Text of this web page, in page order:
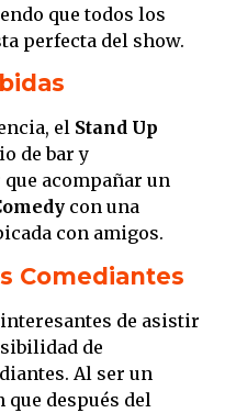
que todos los
perfecta del show.
el Stand Up
de bar y
acompañar un
con una
con amigos.
Comediantes
de asistir
de
Al ser un
después del